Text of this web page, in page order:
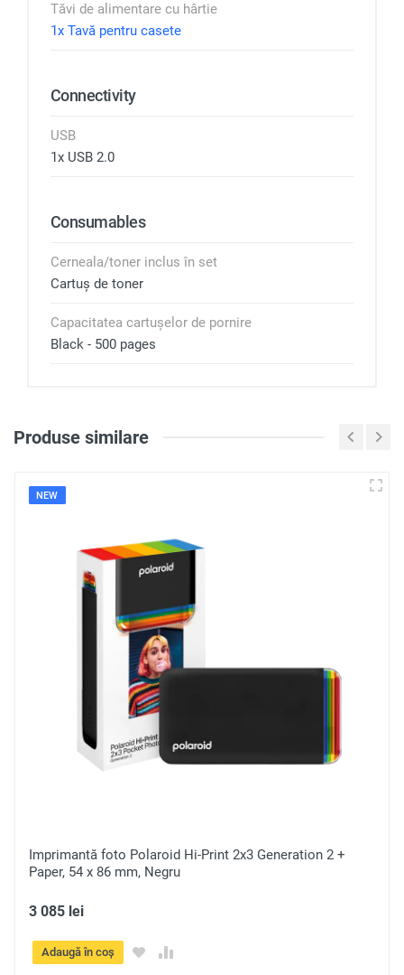
Tăvi de alimentare cu hârtie
1x Tavă pentru casete
Connectivity
USB
1x USB 2.0
Consumables
Cerneala/toner inclus în set
Cartuș de toner
Capacitatea сartușelor de pornire
Black - 500 pages
Loghează-te pentru a scri
o recenzie
Produse similare
NEW
Imprimantă foto Polaroid Hi-Print 2x3 Generation 2 +
Paper, 54 x 86 mm, Negru
3 085 lei
Adaugă în coș